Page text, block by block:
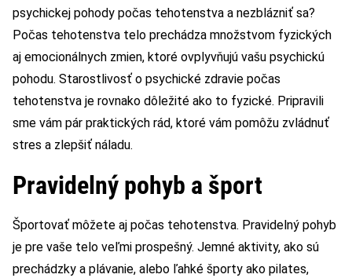
psychickej pohody počas tehotenstva a nezblázniť sa?
Počas tehotenstva telo prechádza množstvom fyzických
aj emocionálnych zmien, ktoré ovplyvňujú vašu psychickú
pohodu. Starostlivosť o psychické zdravie počas
tehotenstva je rovnako dôležité ako to fyzické. Pripravili
sme vám pár praktických rád, ktoré vám pomôžu zvládnuť
stres a zlepšiť náladu.
Pravidelný pohyb a šport
Športovať môžete aj počas tehotenstva. Pravidelný pohyb
je pre vaše telo veľmi prospešný. Jemné aktivity, ako sú
prechádzky a plávanie, alebo ľahké športy ako pilates,